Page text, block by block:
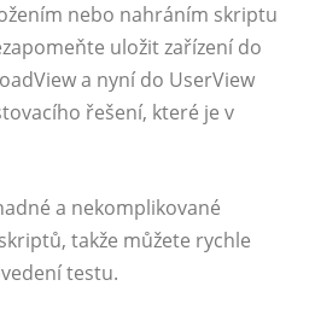
nebo nahráním skriptu
uložit zařízení do
a nyní do UserView
řešení, které je v
a nekomplikované
takže můžete rychle
testu.